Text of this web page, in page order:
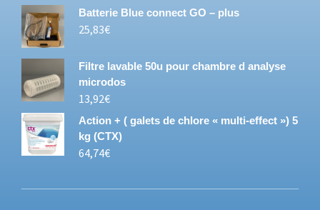
Batterie Blue connect GO – plus
25,83€
Filtre lavable 50u pour chambre d analyse
microdos
13,92€
Action + ( galets de chlore « multi-effect ») 5
kg (CTX)
64,74€